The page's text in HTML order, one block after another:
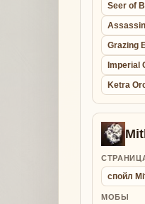
Seer of
Grazing
Imperial
Ketra
спойл
МОБЫ